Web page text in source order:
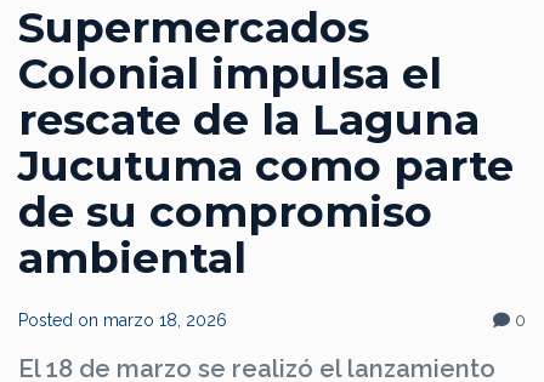
Supermercados
Colonial impulsa el
rescate de la Laguna
Jucutuma como parte
de su compromiso
ambiental
Posted on marzo 18, 2026 0
El 18 de marzo se realizó el lanzamiento